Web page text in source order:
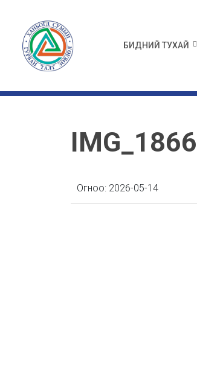
БИДНИЙ ТУХАЙ
IMG_1866
Огноо: 2026-05-14